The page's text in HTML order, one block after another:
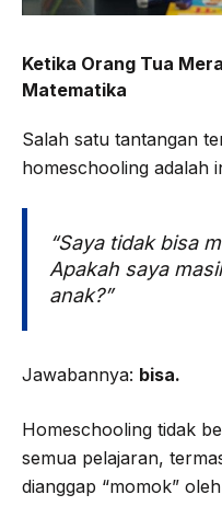
Ketika Orang Tua
Matematika
Salah satu tantangan
homeschooling adalah
“Saya tidak bisa
Apakah saya
anak?”
Jawabannya: bisa.
Homeschooling tidak
semua pelajaran,
dianggap “momok”